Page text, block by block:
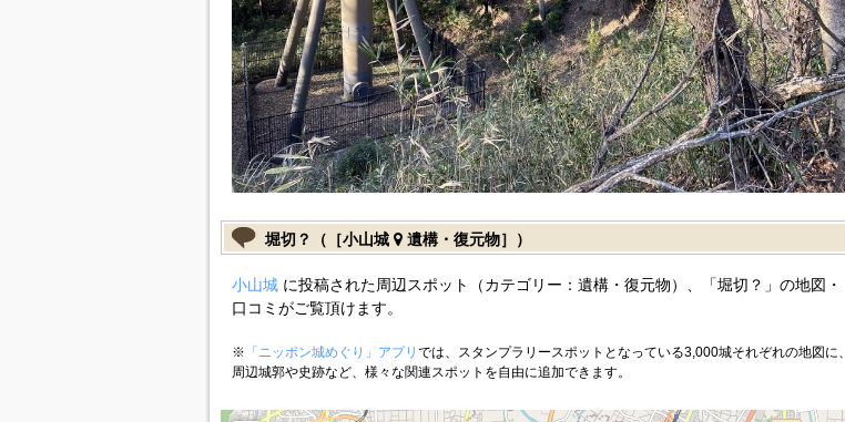
堀切？（［小山城 遺構・復元物］）
小山城に投稿された周辺スポット（カテゴリー：遺構・復元物）、「堀切？」の地図・
口コミがご覧頂けます。
※ 「ニッポン城めぐり」アプリ では、スタンプラリースポットとなっている3,000城それぞれの地図に、
周辺城郭や史跡など、様々な関連スポットを自由に追加できます。